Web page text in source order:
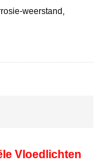
weerstand,
Vloedlichten